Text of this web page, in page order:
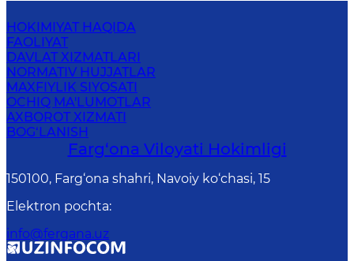
HOKIMIYAT HAQIDA
FAOLIYAT
DAVLAT XIZMATLARI
NORMATIV HUJJATLAR
MAXFIYLIK SIYOSATI
OCHIQ MA'LUMOTLAR
AXBOROT XIZMATI
BOG‘LANISH
Farg‘оnа Vilоyati Hоkimligi
150100, Fаrg‘оnа shаhri, Nаvоiy ko‘chаsi, 15
Elektron pochta:
info@fergana.uz